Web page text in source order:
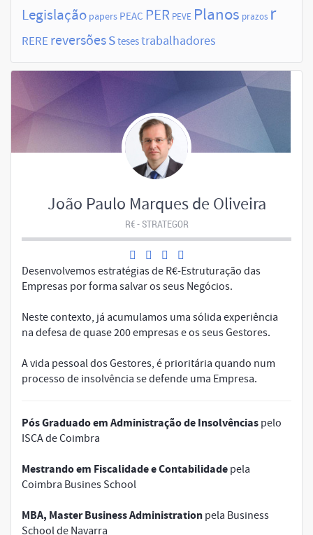
Legislação papers PEAC PER PEVE Planos prazos r
RERE reversõesstesestrabalhadores
João Paulo Marques de Oliveira
R€ - STRATEGOR
Desenvolvemos estratégias de R€-Estruturação das
Empresas por forma salvar os seus Negócios.
Neste contexto, já acumulamos uma sólida experiência
na defesa de quase 200 empresas e os seus Gestores.
A vida pessoal dos Gestores, é prioritária quando num
processo de insolvência se defende uma Empresa.
Pós Graduado em Administração de Insolvências pelo
ISCA de Coimbra
Mestrando em Fiscalidade e Contabilidade pela
Coimbra Busines School
MBA, Master Business Administration pela Business
School de Navarra